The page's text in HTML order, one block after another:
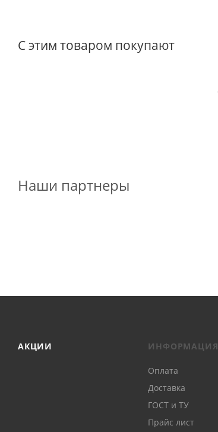
С этим товаром покупают
Наши партнеры
АКЦИИ ИНФОРМАЦИЯ
Оплата
Доставка
ГОСТ и ТУ
Прайс лист